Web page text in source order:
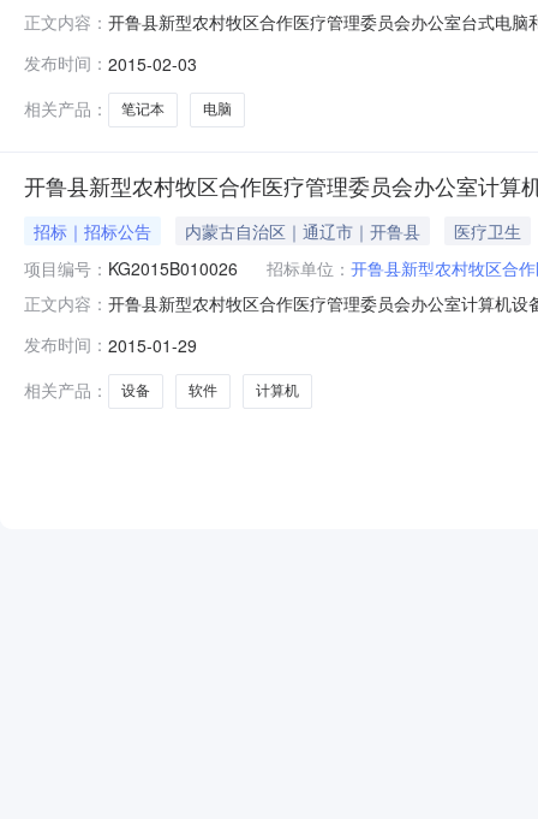
正文内容： 开鲁县新型农村牧区合作医疗管理委员会办公室台式电
号：开财购准（2015）00452、中标（成交）供应商名
电脑10详见文件
发布时间： 2015-02-03
相关产品：
笔记本 电脑
开鲁县新型农村牧区合作医疗管理委员会办公室计算
招标｜招标公告 内蒙古自治区｜通辽市｜开鲁县
医疗卫生
项目编号： KG2015B010026 招标单位： 开鲁县新型农村牧区合
正文内容： 开鲁县新型农村牧区合作医疗管理委员会办公室计算机
购准（2015）0045采购文件编号：KG2015B0100262
笔记本电脑10详见
发布时间： 2015-01-29
相关产品：
设备 软件 计算机